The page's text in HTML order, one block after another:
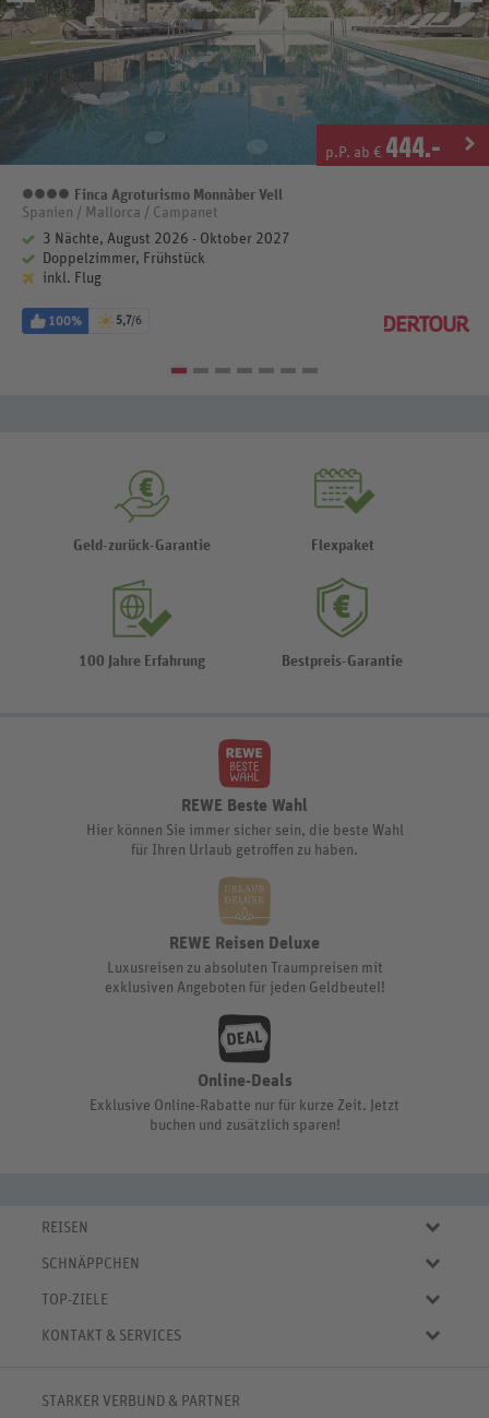
p.P. ab € 444.-
4 Sterne
Finca Agroturismo Monnàber Vell
Spanien / Mallorca / Campanet
3 Nächte, August 2026 - Oktober 2027
Doppelzimmer, Frühstück
inkl. Flug
100% 5,7/6
Geld-zurück-Garantie Flexpaket
100 Jahre Erfahrung Bestpreis-Garantie
REWE Beste Wahl
Hier können Sie immer sicher sein, die beste Wahl
für Ihren Urlaub getroffen zu haben.
REWE Reisen Deluxe
Luxusreisen zu absoluten Traumpreisen mit
exklusiven Angeboten für jeden Geldbeutel!
Online-Deals
Exklusive Online-Rabatte nur für kurze Zeit. Jetzt
buchen und zusätzlich sparen!
REISEN
Eigene Anreise
Städtereisen
Kreuzfahrten
SCHNÄPPCHEN
Online-Deals
Reisemagazin
TOP-ZIELE
✈ Urlaub in Spanien
KONTAKT & SERVICES
Kontaktformular
STARKER VERBUND & PARTNER